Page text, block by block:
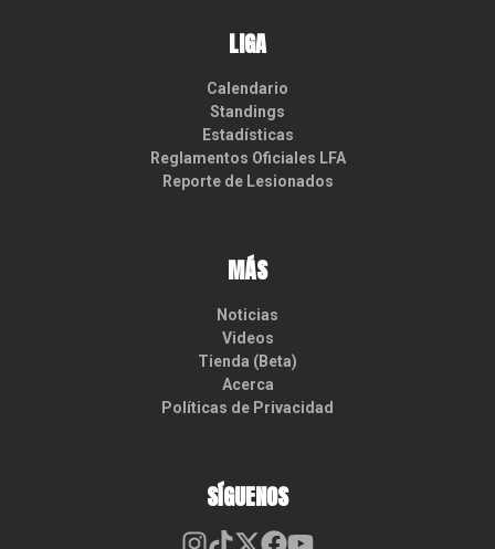
LIGA
Calendario
Standings
Estadísticas
Reglamentos Oficiales LFA
Reporte de Lesionados
MÁS
Noticias
Videos
Tienda (Beta)
Acerca
Políticas de Privacidad
SÍGUENOS